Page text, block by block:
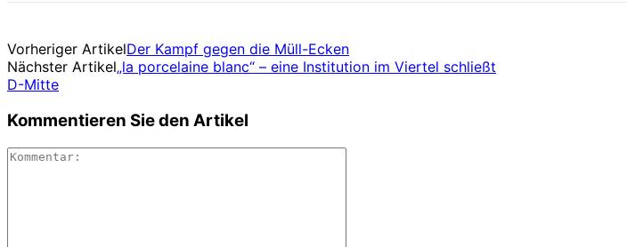
Vorheriger ArtikelDer Kampf gegen die Müll-Ecken
Nächster Artikel„la porcelaine blanc“ – eine Institution im Viertel schließt
D-Mitte
Kommentieren Sie den Artikel